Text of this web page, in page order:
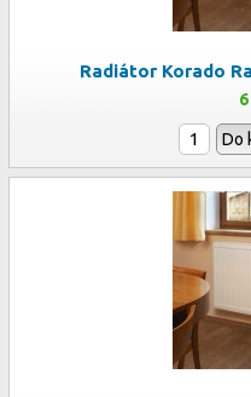
Radiátor Korado
Do